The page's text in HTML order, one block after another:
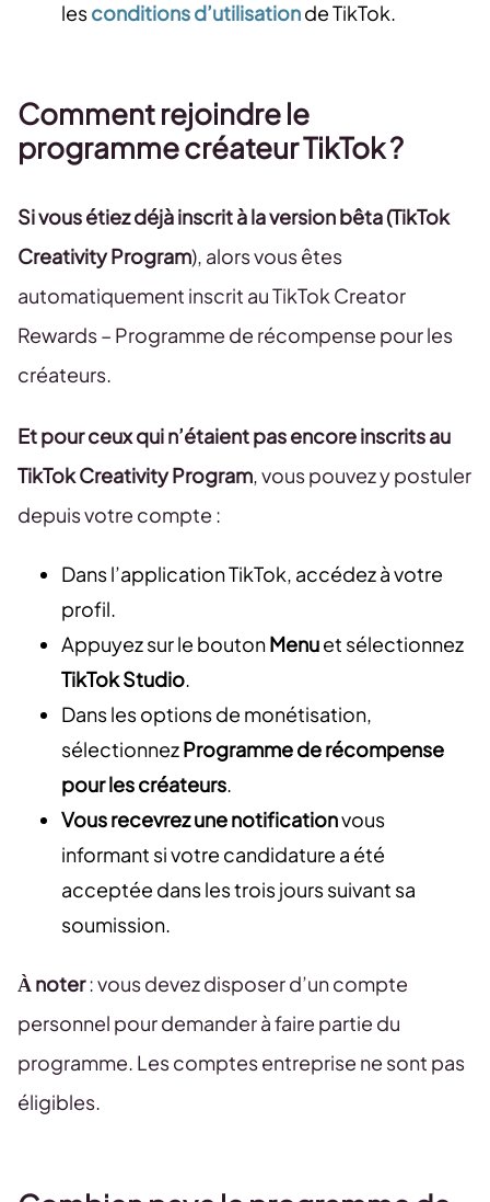
lesconditions d’utilisationde TikTok.
Comment rejoindre le
programme créateur TikTok ?
Si vous étiez déjà inscrit à la version bêta (TikTok
Creativity Program), alors vous êtes
automatiquement inscrit au TikTok Creator
Rewards – Programme de récompense pour les
créateurs.
Et pour ceux qui n’étaient pas encore inscrits au
TikTok Creativity Program , vous pouvez y postuler
depuis votre compte :
Dans l’application TikTok, accédez à votre
profil.
Appuyez sur le boutonMenuet sélectionnez
TikTok Studio
Dans les options de monétisation,
sélectionnezProgramme de récompense
pour les créateurs
Vous recevrez une notificationvous
informant si votre candidature a été
acceptée dans les trois jours suivant sa
soumission.
À noter: vous devez disposer d’un compte
personnel pour demander à faire partie du
programme. Les comptes entreprise ne sont pas
éligibles.